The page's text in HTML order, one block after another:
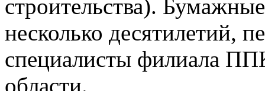
строительства).
несколько десятилетий,
специалисты филиала
области.